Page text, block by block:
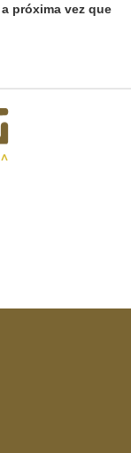
próxima vez que